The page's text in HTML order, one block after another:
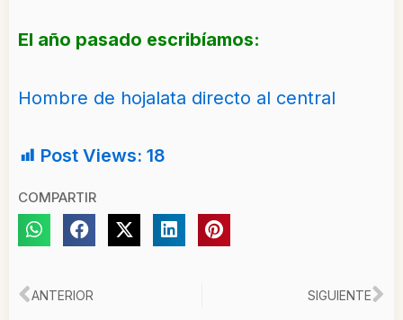
El año pasado escribíamos:
Hombre de hojalata directo al central
Post Views: 18
COMPARTIR
Ant
ANTERIOR SIGUIENTE